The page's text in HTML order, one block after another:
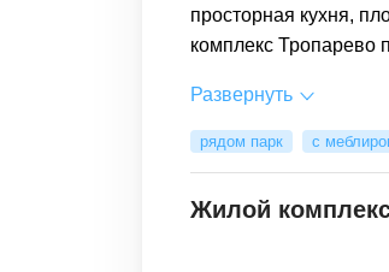
просторная кухня,
комплекс Тропарево
Развернуть
рядом парк с
Жилой